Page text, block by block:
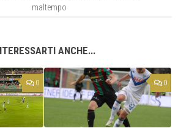
maltempo
ANCHE...
0 0